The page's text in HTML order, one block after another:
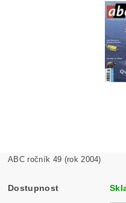
ABC ročník 49 (rok 2004)
Dostupnost